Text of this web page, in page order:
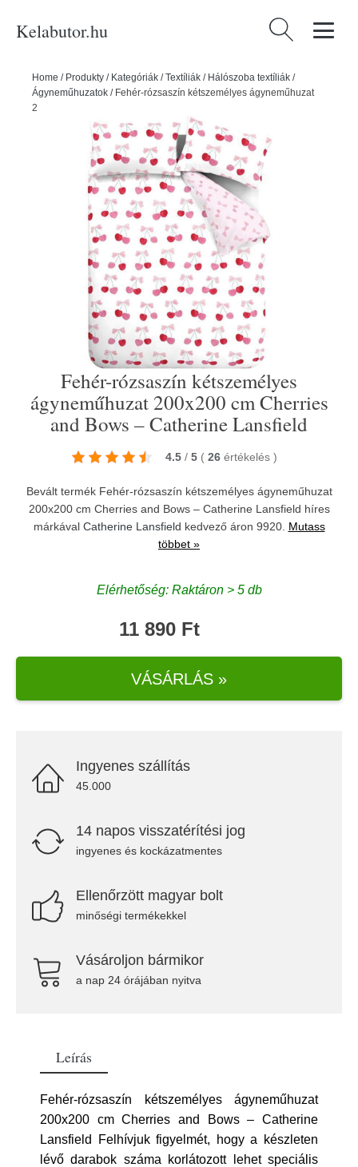
Kelabutor.hu Keresés:
Home / Produkty / Kategóriák /Textíliák / Hálószoba textíliák /
Ágyneműhuzatok / Fehér-rózsaszín kétszemélyes ágyneműhuzat
200x200 cm Cherries and Bows – Catherine Lansfield
Fehér-rózsaszín kétszemélyes
ágyneműhuzat 200x200 cm Cherries
and Bows – Catherine Lansfield
4.5 / 5 ( 26 értékelés )
Bevált termék Fehér-rózsaszín kétszemélyes ágyneműhuzat
200x200 cm Cherries and Bows – Catherine Lansfield híres
márkával Catherine Lansfield kedvező áron 9920. Mutass
többet »
Elérhetőség: Raktáron > 5 db
11 890 Ft
VÁSÁRLÁS »
Ingyenes szállítás
45.000
14 napos visszatérítési jog
ingyenes és kockázatmentes
Ellenőrzött magyar bolt
minőségi termékekkel
Vásároljon bármikor
a nap 24 órájában nyitva
Leírás
Fehér-rózsaszín kétszemélyes ágyneműhuzat
200x200 cm Cherries and Bows – Catherine
Lansfield Felhívjuk figyelmét, hogy a készleten
lévő darabok száma korlátozott lehet speciális